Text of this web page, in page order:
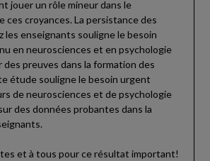
jouer un rôle mineur dans le
ces croyances. La persistance des
les enseignants souligne le besoin
en neurosciences et en psychologie
preuves dans la formation des
étude souligne le besoin urgent
de neurosciences et de psychologie
des données probantes dans la
et à tous pour ce résultat important!